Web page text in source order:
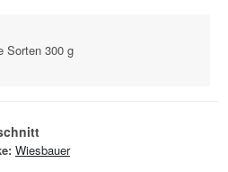
Sorten 300 g
Wiesbauer